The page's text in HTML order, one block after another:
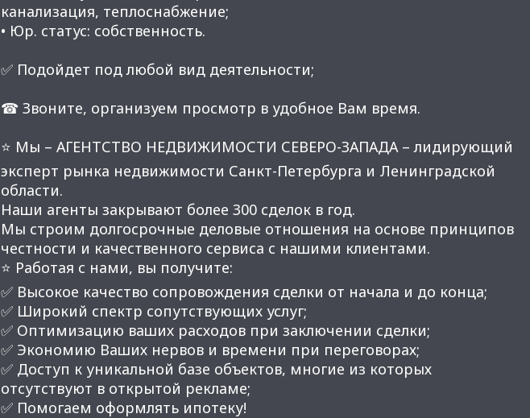
канализация, теплоснабжение;
• Юр. статус: собственность.
✅ Подойдет под любой вид деятельности;
☎ Звоните, организуем просмотр в удобное Вам время.
⭐ Мы – АГЕНТСТВО НЕДВИЖИМОСТИ СЕВЕРО-ЗАПАДА – лидирующий
эксперт рынка недвижимости Санкт-Петербурга и Ленинградской
области.
Наши агенты закрывают более 300 сделок в год.
Мы строим долгосрочные деловые отношения на основе принципов
честности и качественного сервиса с нашими клиентами.
⭐ Работая с нами, вы получите:
✅ Высокое качество сопровождения сделки от начала и до конца;
✅ Широкий спектр сопутствующих услуг;
✅ Оптимизацию ваших расходов при заключении сделки;
✅ Экономию Ваших нервов и времени при переговорах;
✅ Доступ к уникальной базе объектов, многие из которых
отсутствуют в открытой рекламе;
✅ Помогаем оформлять ипотеку!